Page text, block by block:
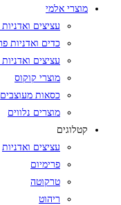
מוצרי אלמי
עציצים
כדים ואדניות
עציצים
מוצרי קוקוס
כסאות מעוצבים
מוצרים נלווים
קטלוגים
עציצים ואדניות
פרימיום
טרקוטה
ריהוט